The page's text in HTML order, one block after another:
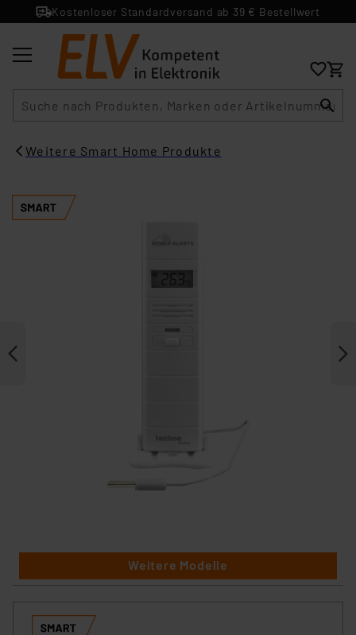
Kostenloser Standardversand ab 39 € Bestellwert
Weitere Smart Home Produkte
Weitere Modelle